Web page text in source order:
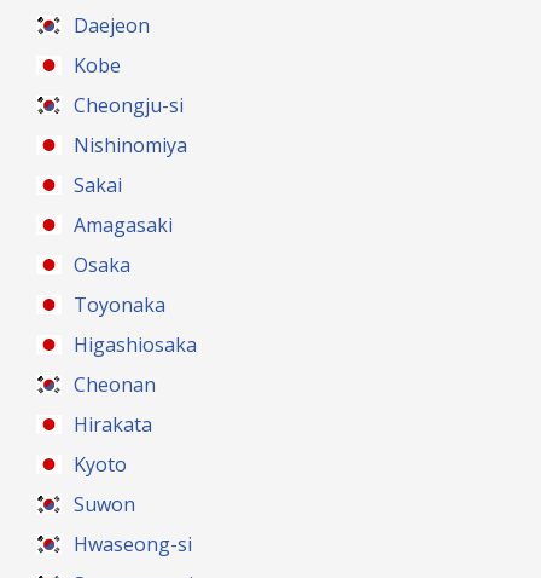
Daejeon
Kobe
Cheongju-si
Nishinomiya
Sakai
Amagasaki
Osaka
Toyonaka
Higashiosaka
Cheonan
Hirakata
Kyoto
Suwon
Hwaseong-si